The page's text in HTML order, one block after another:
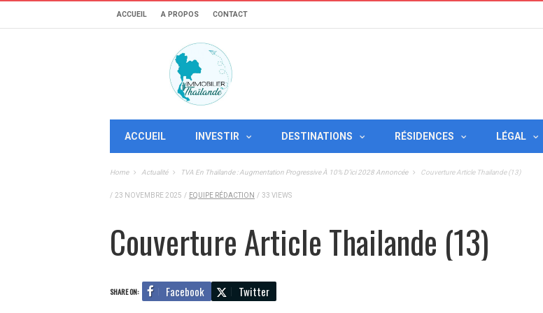
ACCUEIL A PROPOS CONTACT
ACCUEIL INVESTIR DESTINATIONS RÉSIDENCES LÉGAL
Home Actualité TVA En Thaïlande : Augmentation Progressive À 10% D’ici 2028 Annoncée Couverture Article Thailande (13)
/ 23 NOVEMBRE 2025 / EQUIPE RÉDACTION / 33 VIEWS
Couverture Article Thailande (13)
SHARE ON: Facebook Twitter